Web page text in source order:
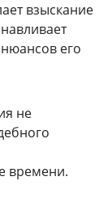
взыскание
его
не
времени.